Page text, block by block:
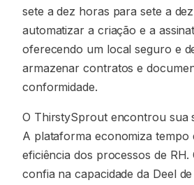
sete a dez horas para sete a
automatizar a criação e a
oferecendo um local seguro e
armazenar contratos e
conformidade.
O ThirstySprout encontrou sua
A plataforma economiza tempo
eficiência dos processos de
confia na capacidade da Deel